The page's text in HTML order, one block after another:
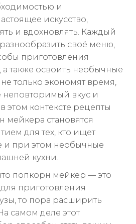
и
искусство,
и вдохновлять. Каждый
своё меню,
приготовления
также освоить необычные
только экономят время,
неповторимый вкус и
этом контексте рецепты
мейкера становятся
для тех, кто ищет
и при этом необычные
кухни.
попкорн мейкер — это
приготовления
то пора расширить
самом деле этот